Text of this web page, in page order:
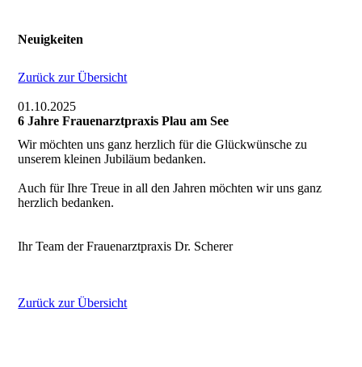
Neuigkeiten
Zurück zur Übersicht
01.10.2025
6 Jahre Frauenarztpraxis Plau am See
Wir möchten uns ganz herzlich für die Glückwünsche zu
unserem kleinen Jubiläum bedanken.
Auch für Ihre Treue in all den Jahren möchten wir uns ganz
herzlich bedanken.
Ihr Team der Frauenarztpraxis Dr. Scherer
Zurück zur Übersicht